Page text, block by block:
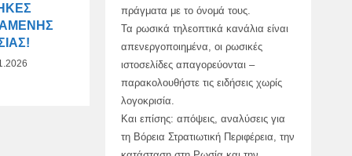
πράγματα με το όνομά τους.
Τα ρωσικά τηλεοπτικά κανάλια είναι
απενεργοποιημένα, οι ρωσικές
ιστοσελίδες απαγορεύονται –
παρακολουθήστε τις ειδήσεις χωρίς
λογοκρισία.
Και επίσης: απόψεις, αναλύσεις για
τη Βόρεια Στρατιωτική Περιφέρεια, την